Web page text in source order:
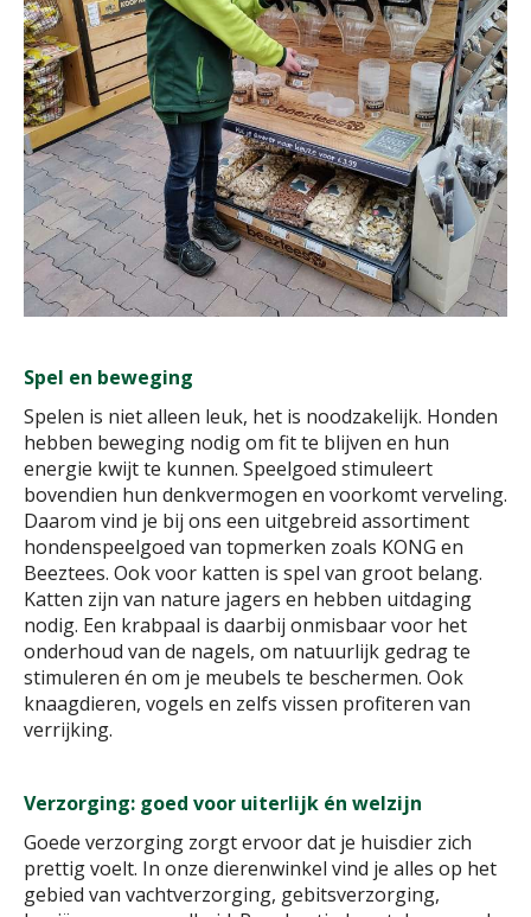
Spel en beweging
Spelen is niet alleen leuk, het is noodzakelijk. Honden
hebben beweging nodig om fit te blijven en hun
energie kwijt te kunnen. Speelgoed stimuleert
bovendien hun denkvermogen en voorkomt verveling.
Daarom vind je bij ons een uitgebreid assortiment
hondenspeelgoed van topmerken zoals KONG en
Beeztees. Ook voor katten is spel van groot belang.
Katten zijn van nature jagers en hebben uitdaging
nodig. Een krabpaal is daarbij onmisbaar voor het
onderhoud van de nagels, om natuurlijk gedrag te
stimuleren én om je meubels te beschermen. Ook
knaagdieren, vogels en zelfs vissen profiteren van
verrijking.
Verzorging: goed voor uiterlijk én welzijn
Goede verzorging zorgt ervoor dat je huisdier zich
prettig voelt. In onze dierenwinkel vind je alles op het
gebied van vachtverzorging, gebitsverzorging,